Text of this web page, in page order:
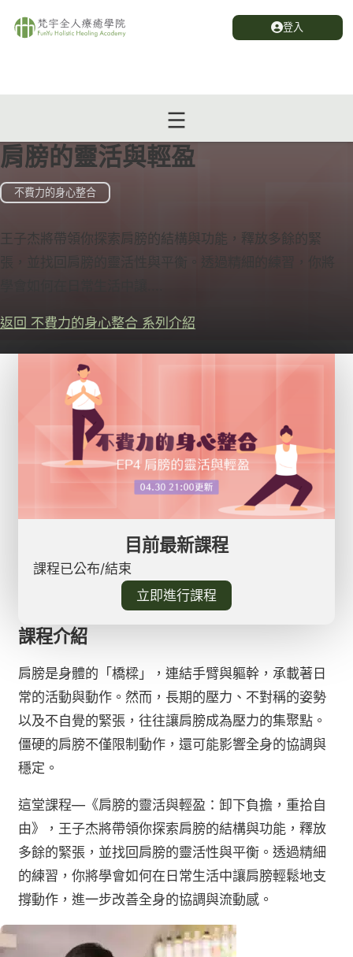
登入
肩膀的靈活與輕盈
不費力的身心整合
王子杰將帶領你探索肩膀的結構與功能，釋放多餘的緊
返回 不費力的身心整合 系列介紹
課程介紹
肩膀是身體的「橋樑」，連結手臂與軀幹，承載著日
常的活動與動作。然而，長期的壓力、不對稱的姿勢
以及不自覺的緊張，往往讓肩膀成為壓力的集聚點。
僵硬的肩膀不僅限制動作，還可能影響全身的協調與
穩定。
這堂課程—《肩膀的靈活與輕盈：卸下負擔，重拾自
由》，王子杰將帶領你探索肩膀的結構與功能，釋放
多餘的緊張，並找回肩膀的靈活性與平衡。透過精細
的練習，你將學會如何在日常生活中讓肩膀輕鬆地支
撐動作，進一步改善全身的協調與流動感。
目前最新課程
課程已公布/結束
立即進行課程